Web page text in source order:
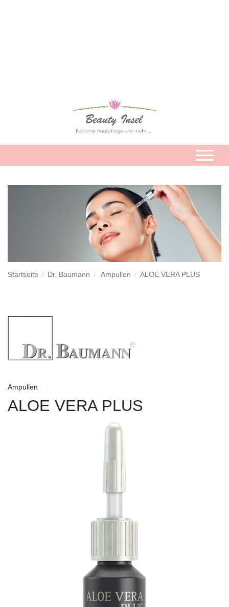
Startseite Dr. Baumann Ampullen ALOE VERA PLUS
Ampullen
ALOE VERA PLUS